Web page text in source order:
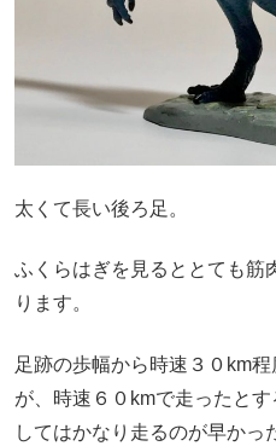
太くて長い後ろ足。
ふくらはぎを見るととても筋
ります。
足跡の歩幅から時速３０km
が、時速６０kmで走ったと
してはかなり走るのが早かっ